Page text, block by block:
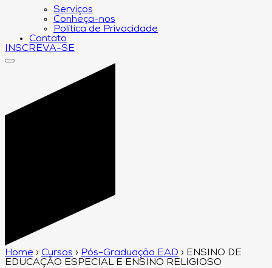
Serviços
Conheça-nos
Política de Privacidade
Contato
INSCREVA-SE
Home › Cursos › Pós-Graduação EAD › ENSINO DE
EDUCAÇÃO ESPECIAL E ENSINO RELIGIOSO